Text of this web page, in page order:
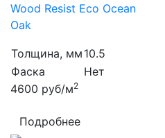
Wood Resist Eco Ocean
Oak
Толщина, мм 10.5
Фаска
Нет
4600 руб/м2
Подробнее